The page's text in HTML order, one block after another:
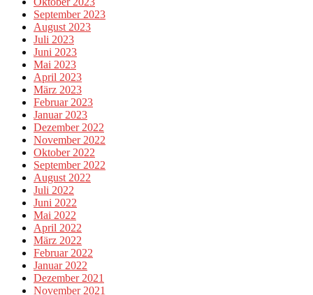
September 2023
August 2023
Juli 2023
Juni 2023
Mai 2023
April 2023
März 2023
Februar 2023
Januar 2023
Dezember 2022
November 2022
Oktober 2022
September 2022
August 2022
Juli 2022
Juni 2022
Mai 2022
April 2022
März 2022
Februar 2022
Januar 2022
Dezember 2021
November 2021